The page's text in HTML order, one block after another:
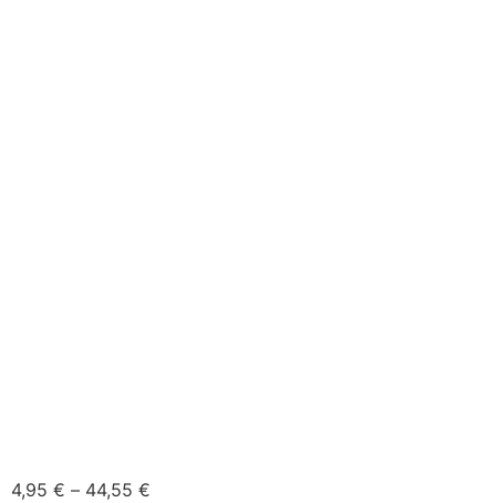
4,95 € – 44,55 €